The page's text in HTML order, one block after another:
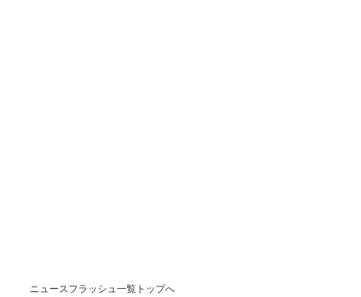
ニュースフラッシュ一覧トップへ